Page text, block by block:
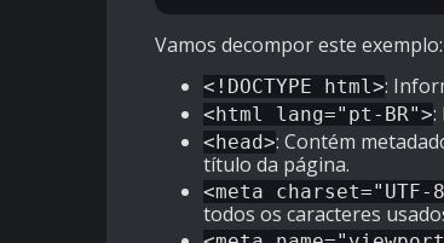
Vamos decompor este exemplo:
<!DOCTYPE html>:
<html lang="pt-BR">:
<head>: Contém
título da página.
<meta charset="UTF-
todos os caracteres